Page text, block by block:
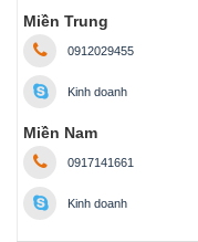
Miền Trung
0912029455
Kinh doanh
Miền Nam
0917141661
Kinh doanh